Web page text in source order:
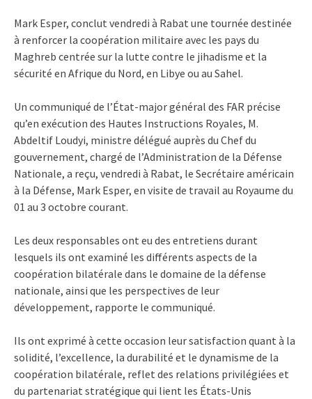
Mark Esper, conclut vendredi à Rabat une tournée destinée
à renforcer la coopération militaire avec les pays du
Maghreb centrée sur la lutte contre le jihadisme et la
sécurité en Afrique du Nord, en Libye ou au Sahel.
Un communiqué de l’État-major général des FAR précise
qu’en exécution des Hautes Instructions Royales, M.
Abdeltif Loudyi, ministre délégué auprès du Chef du
gouvernement, chargé de l’Administration de la Défense
Nationale, a reçu, vendredi à Rabat, le Secrétaire américain
à la Défense, Mark Esper, en visite de travail au Royaume du
01 au 3 octobre courant.
Les deux responsables ont eu des entretiens durant
lesquels ils ont examiné les différents aspects de la
coopération bilatérale dans le domaine de la défense
nationale, ainsi que les perspectives de leur
développement, rapporte le communiqué.
Ils ont exprimé à cette occasion leur satisfaction quant à la
solidité, l’excellence, la durabilité et le dynamisme de la
coopération bilatérale, reflet des relations privilégiées et
du partenariat stratégique qui lient les États-Unis